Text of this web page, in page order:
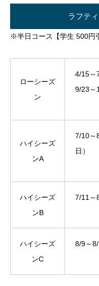
ラフテ
※半日コース【学生 500円
ローシーズ
ン
4/15～
9/23～
ハイシーズ
ンA
7/10～
日）
ハイシーズ
ンB
7/11～
ハイシーズ
ンC
8/9～8/